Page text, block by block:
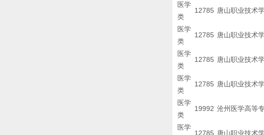
医学
类
12785 唐山职业技术
医学
类
12785 唐山职业技术
医学
类
12785 唐山职业技术
医学
类
12785 唐山职业技术
医学
类
19992 沧州医学高等
医学
12785 唐山职业技术